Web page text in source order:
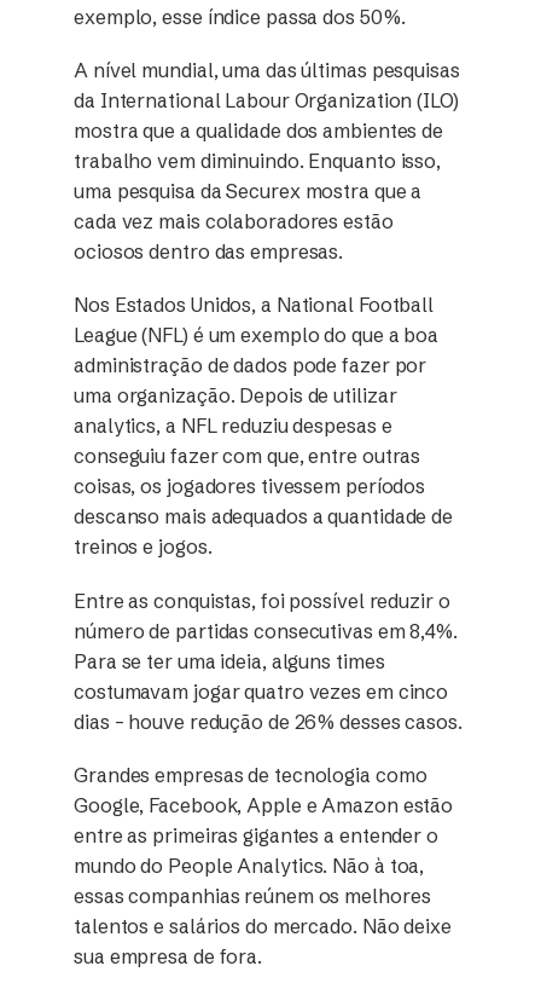
exemplo, esse índice passa dos 50%.
A nível mundial, uma das últimas pesquisas
da International Labour Organization (ILO)
mostra que a qualidade dos ambientes de
trabalho vem diminuindo. Enquanto isso,
uma pesquisa da Securex mostra que a
cada vez mais colaboradores estão
ociosos dentro das empresas.
Nos Estados Unidos, a National Football
League (NFL) é um exemplo do que a boa
administração de dados pode fazer por
uma organização. Depois de utilizar
analytics, a NFL reduziu despesas e
conseguiu fazer com que, entre outras
coisas, os jogadores tivessem períodos
descanso mais adequados a quantidade de
treinos e jogos.
Entre as conquistas, foi possível reduzir o
número de partidas consecutivas em 8,4%.
Para se ter uma ideia, alguns times
costumavam jogar quatro vezes em cinco
dias – houve redução de 26% desses casos.
Grandes empresas de tecnologia como
Google, Facebook, Apple e Amazon estão
entre as primeiras gigantes a entender o
mundo do People Analytics. Não à toa,
essas companhias reúnem os melhores
talentos e salários do mercado. Não deixe
sua empresa de fora.